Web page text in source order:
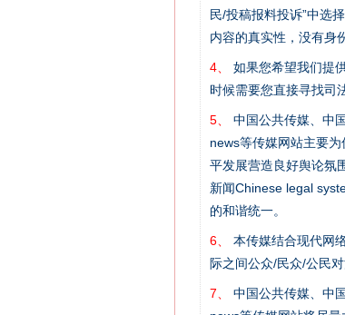
民/投稿报料投诉”中选
内容的真实性，没有身
4、
如果您希望我们提
时候需要您直接寻找司
5、
中国公共传媒、中
news等传媒网站主要
平发展营造良好舆论氛
新闻Chinese legal
的和谐统一。
6、
本传媒结合现代网
际之间公众/民众/公民
7、
中国公共传媒、中
网上购药对药
这是一记警